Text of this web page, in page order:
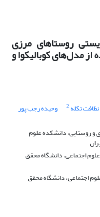
روستاهای مرزی
از مدل‌های کوبالیکوا و
تکله 2 وحیده رجب پور
و روستایی، دانشکده علوم
اجتماعی، دانشگاه محقق
اجتماعی، دانشگاه محقق